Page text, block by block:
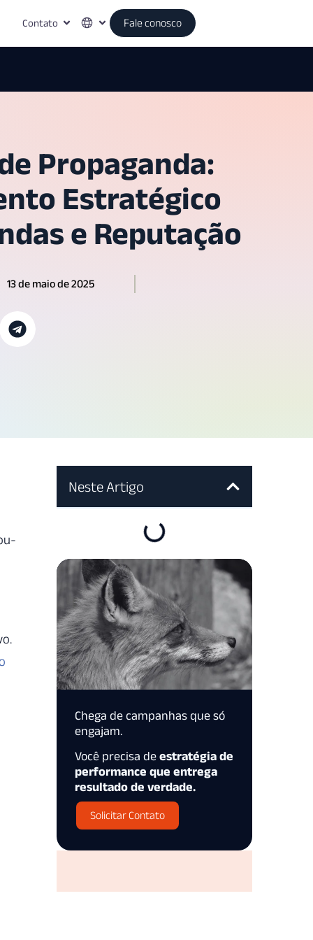
Contato Fale conosco
Propaganda:
Estratégico
e Reputação
13 de maio de 2025
Neste Artigo
Chega de campanhas que só
engajam.
Você precisa de estratégia de
performance que entrega
resultado de verdade.
Solicitar Contato